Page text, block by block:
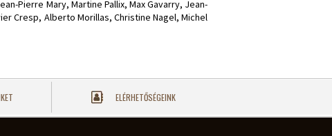
Pierre Mary, Martine Pallix, Max Gavarry, Jean-
Cresp, Alberto Morillas, Christine Nagel, Michel
ELÉRHETŐSÉGEINK